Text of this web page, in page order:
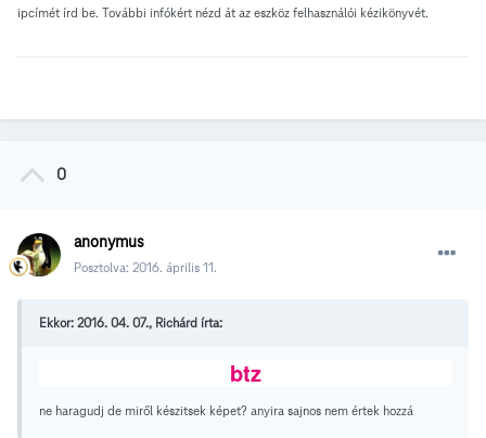
ipcímét írd be. További infókért nézd át az eszköz felhasználói kézikönyvét.
0
anonymus
Posztolva: 2016. április 11.
Ekkor: 2016. 04. 07., Richárd írta:
btz
ne haragudj de miről készitsek képet? anyira sajnos nem értek hozzá